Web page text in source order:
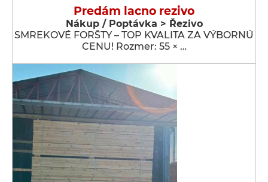
Predám lacno rezivo
Nákup / Poptávka > Řezivo
SMREKOVÉ FORŠTY – TOP KVALITA ZA VÝBORNÚ
CENU! Rozmer: 55 × …